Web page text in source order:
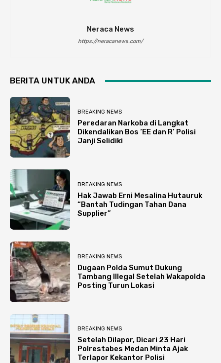
Neraca News
https://neracanews.com/
BERITA UNTUK ANDA
BREAKING NEWS
Peredaran Narkoba di Langkat
Dikendalikan Bos ‘EE dan R’ Polisi
Janji Selidiki
BREAKING NEWS
Hak Jawab Erni Mesalina Hutauruk
“Bantah Tudingan Tahan Dana
Supplier”
BREAKING NEWS
Dugaan Polda Sumut Dukung
Tambang Illegal Setelah Wakapolda
Posting Turun Lokasi
BREAKING NEWS
Setelah Dilapor, Dicari 23 Hari
Polrestabes Medan Minta Ajak
Terlapor Kekantor Polisi